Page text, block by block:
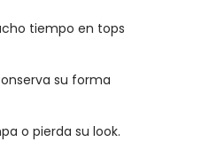
tiempo en tops
su forma
o pierda su look.